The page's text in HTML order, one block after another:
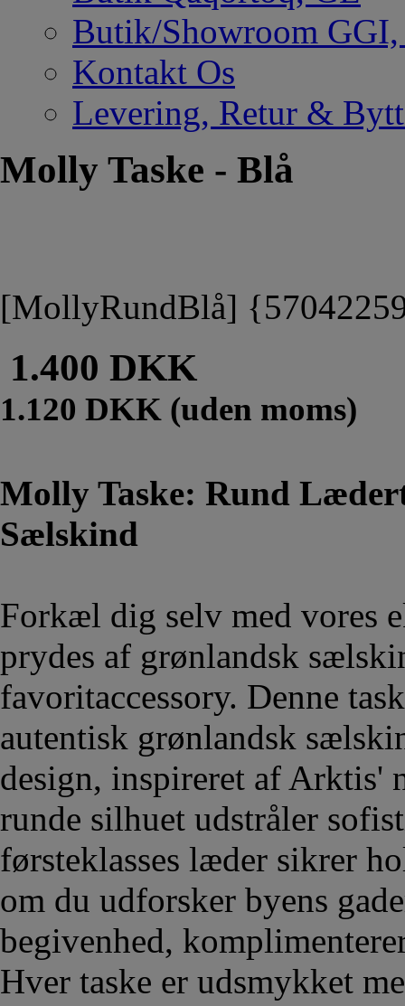
Butik/Showroom
Kontakt Os
Levering, Retur &
Molly Taske - Blå
[MollyRundBlå]
1.400 DKK
1.120 DKK (uden moms)
Molly Taske: Rund
Sælskind
Forkæl dig selv med vores
prydes af grønlandsk
favoritaccessory. Denne
autentisk grønlandsk
design, inspireret af Arktis'
runde silhuet udstråler
førsteklasses læder sikrer
om du udforsker byens
begivenhed,
Hver taske er udsmykket